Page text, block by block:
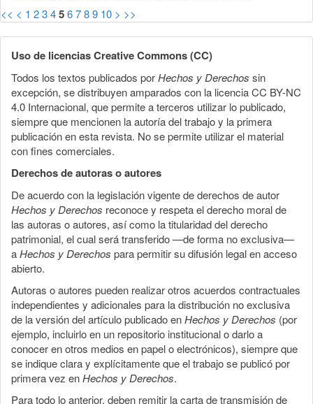
<< < 1 23456789 10 > >>
Uso de licencias Creative Commons (CC)
Todos los textos publicados porHechos y Derechos sin
excepción, se distribuyen amparados con la licencia CC BY-NC
4.0 Internacional, que permite a terceros utilizar lo publicado,
siempre que mencionen la autoría del trabajo y la primera
publicación en esta revista. No se permite utilizar el material
con fines comerciales.
Derechos de autoras o autores
De acuerdo con la legislación vigente de derechos de autor
Hechos y Derechos reconoce y respeta el derecho moral de
las autoras o autores, así como la titularidad del derecho
patrimonial, el cual será transferido —de forma no exclusiva—
aHechos y Derechos para permitir su difusión legal en acceso
abierto.
Autoras o autores pueden realizar otros acuerdos contractuales
independientes y adicionales para la distribución no exclusiva
de la versión del artículo publicado enHechos y Derechos (por
ejemplo, incluirlo en un repositorio institucional o darlo a
conocer en otros medios en papel o electrónicos), siempre que
se indique clara y explícitamente que el trabajo se publicó por
primera vez enHechos y Derechos.
Para todo lo anterior, deben remitir la carta de transmisión de